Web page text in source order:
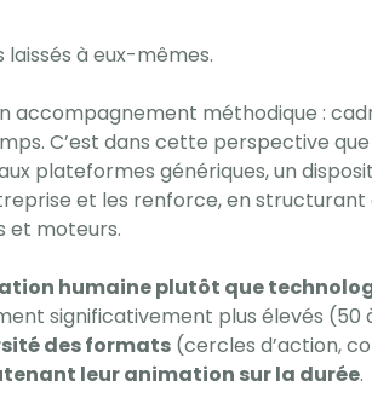
à eux-mêmes.
accompagnement méthodique :
C’est dans cette perspective
plateformes génériques, un
et les renforce, en
et moteurs.
humaine plutôt que
significativement plus élevés (50
des formats (cercles d’action,
leur animation sur la durée.